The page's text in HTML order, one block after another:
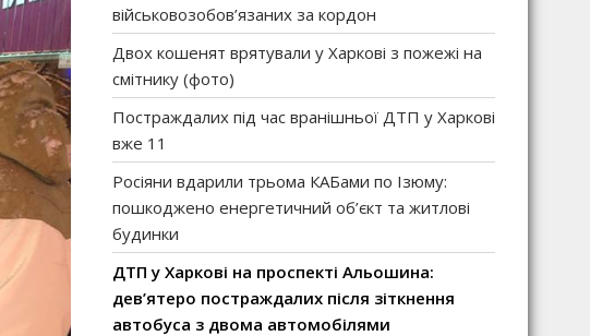
військовозобов’язаних за кордон
Двох кошенят врятували у Харкові з пожежі на
смітнику (фото)
Постраждалих під час вранішньої ДТП у Харкові
вже 11
Росіяни вдарили трьома КАБами по Ізюму:
пошкоджено енергетичний об’єкт та житлові
будинки
ДТП у Харкові на проспекті Альошина:
дев’ятеро постраждалих після зіткнення
автобуса з двома автомобілями